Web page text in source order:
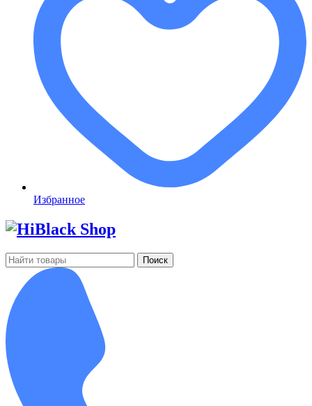
Избранное
Поиск